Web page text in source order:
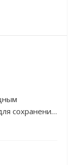
сохранения
Кожа